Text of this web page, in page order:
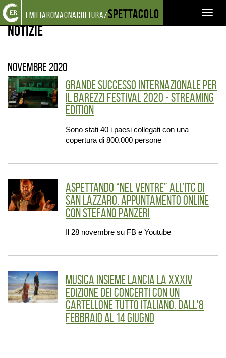
Torna
alla
home
page
Cerca
nel
sito
Salta
ai
contenuti
Salta
al
menu
principale
emiliaromagnacultura/Spettacolo
EVENTI E NEWS NOTIZIE
Notizie
novembre 2020
Grande successo internazionale per
il BAREZZI FESTIVAL 2020 - streaming
edition
Sono stati 40 i paesi collegati con una
copertura di 800.000 persone
Aspettando “Nel ventre” all’ITC di
San Lazzaro. Appuntamento online
con Stefano Panzeri
Il 28 novembre su FB e Youtube
Musica Insieme lancia la XXXIV
edizione dei Concerti con un
cartellone tutto italiano. Dall'8
febbraio al 14 giugno